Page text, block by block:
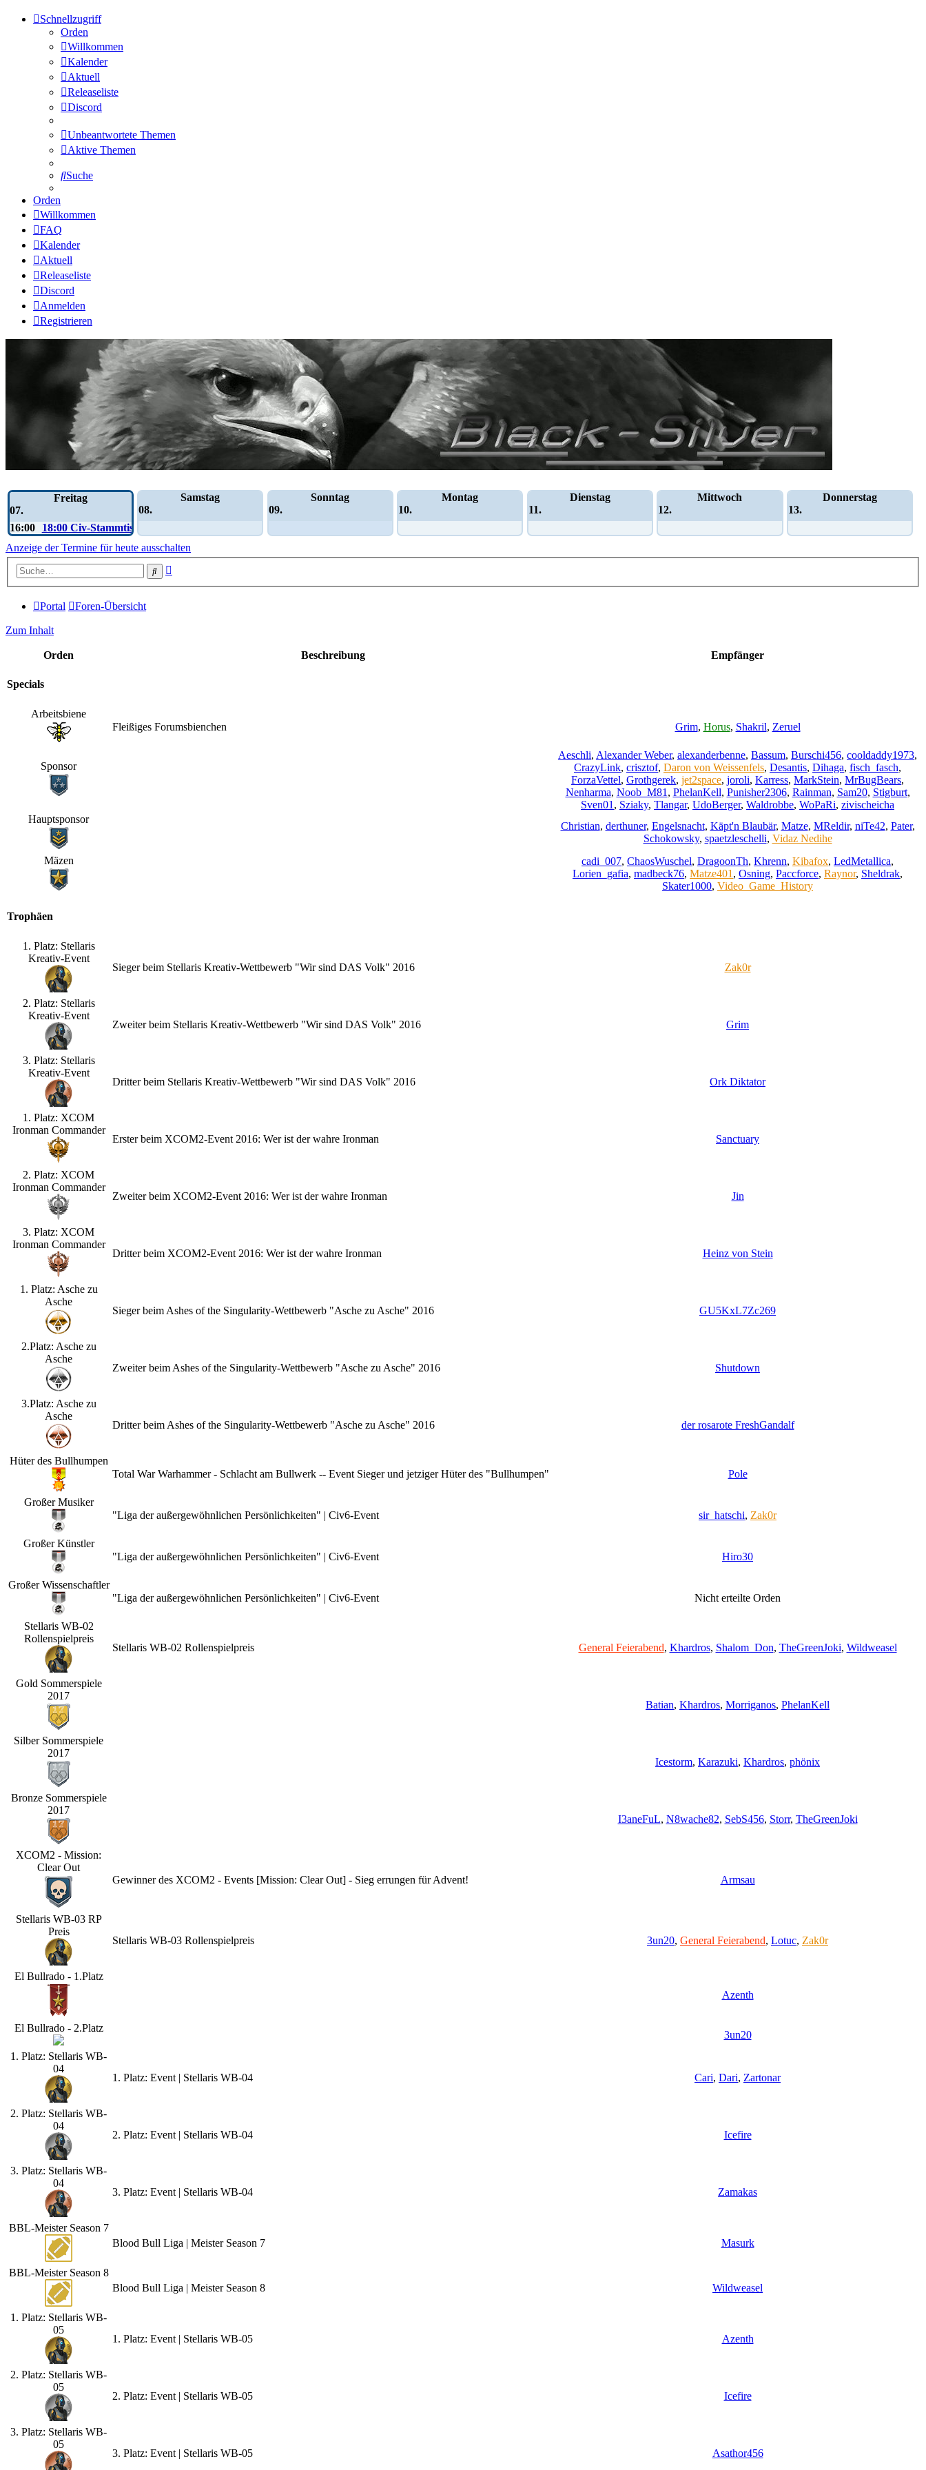
Schnellzugriff
Orden
Willkommen
Kalender
Aktuell
Releaseliste
Discord
Unbeantwortete Themen
Aktive Themen
Suche
Orden
Willkommen
FAQ
Kalender
Aktuell
Releaseliste
Discord
Anmelden
Registrieren
Freitag
07.
16:00
18:00 Civ-Stammtisch
Samstag
08.
Sonntag
09.
Montag
10.
Dienstag
11.
Mittwoch
12.
Donnerstag
13.
Anzeige der Termine für heute ausschalten
Suche
Portal Foren-Übersicht
Zum Inhalt
Orden Beschreibung Empfänger
Specials
Arbeitsbiene
Fleißiges Forumsbienchen
Grim, Horus, Shakril, Zeruel
Sponsor
Aeschli, Alexander Weber, alexanderbenne, Bassum, Burschi456, cooldaddy1973,
CrazyLink, crisztof, Daron von Weissenfels, Desantis, Dihaga, fisch_fasch,
ForzaVettel, Grothgerek, jet2space, joroli, Karress, MarkStein, MrBugBears,
Nenharma, Noob_M81 , PhelanKell, Punisher2306, Rainman, Sam20, Stigburt,
Sven01 , Sziaky, Tlangar, UdoBerger, Waldrobbe, WoPaRi, zivischeicha
Hauptsponsor
Christian, derthuner, Engelsnacht, Käpt'n Blaubär, Matze, MReldir, niTe42, Pater,
Schokowsky, spaetzleschelli, Vidaz Nedihe
Mäzen
cadi_007, ChaosWuschel, DragoonTh, Khrenn, Kibafox, LedMetallica,
Lorien_gafia, madbeck76, Matze401 , Osning, Paccforce, Raynor, Sheldrak,
Skater1000, Video_Game_History
Trophäen
1. Platz: Stellaris
Kreativ-Event
Sieger beim Stellaris Kreativ-Wettbewerb "Wir sind DAS Volk" 2016 Zak0r
2. Platz: Stellaris
Kreativ-Event
Zweiter beim Stellaris Kreativ-Wettbewerb "Wir sind DAS Volk" 2016 Grim
3. Platz: Stellaris
Kreativ-Event
Dritter beim Stellaris Kreativ-Wettbewerb "Wir sind DAS Volk" 2016 Ork Diktator
1. Platz: XCOM
Ironman Commander
Erster beim XCOM2-Event 2016: Wer ist der wahre Ironman Sanctuary
2. Platz: XCOM
Ironman Commander
Zweiter beim XCOM2-Event 2016: Wer ist der wahre Ironman Jin
3. Platz: XCOM
Ironman Commander
Dritter beim XCOM2-Event 2016: Wer ist der wahre Ironman Heinz von Stein
1. Platz: Asche zu
Asche
Sieger beim Ashes of the Singularity-Wettbewerb "Asche zu Asche" 2016 GU5KxL7Zc269
2.Platz: Asche zu
Asche
Zweiter beim Ashes of the Singularity-Wettbewerb "Asche zu Asche" 2016 Shutdown
3.Platz: Asche zu
Asche
Dritter beim Ashes of the Singularity-Wettbewerb "Asche zu Asche" 2016 der rosarote FreshGandalf
Hüter des Bullhumpen
Total War Warhammer - Schlacht am Bullwerk -- Event Sieger und jetziger Hüter des "Bullhumpen"
Pole
Großer Musiker
"Liga der außergewöhnlichen Persönlichkeiten" | Civ6-Event
sir_hatschi, Zak0r
Großer Künstler
"Liga der außergewöhnlichen Persönlichkeiten" | Civ6-Event
Hiro30
Großer Wissenschaftler
"Liga der außergewöhnlichen Persönlichkeiten" | Civ6-Event
Nicht erteilte Orden
Stellaris WB-02
Rollenspielpreis
Stellaris WB-02 Rollenspielpreis General Feierabend, Khardros, Shalom_Don, TheGreenJoki, Wildweasel
Gold Sommerspiele
2017
Batian, Khardros, Morriganos, PhelanKell
Silber Sommerspiele
2017
Icestorm, Karazuki, Khardros, phönix
Bronze Sommerspiele
2017
I3aneFuL, N8wache82, SebS456, Storr, TheGreenJoki
XCOM2 - Mission:
Clear Out
Gewinner des XCOM2 - Events [Mission: Clear Out] - Sieg errungen für Advent!
Armsau
Stellaris WB-03 RP
Preis
Stellaris WB-03 Rollenspielpreis 3un20, General Feierabend, Lotuc, Zak0r
El Bullrado - 1.Platz
Azenth
El Bullrado - 2.Platz
3un20
1. Platz: Stellaris WB-
04
1. Platz: Event | Stellaris WB-04 Cari, Dari, Zartonar
2. Platz: Stellaris WB-
04
2. Platz: Event | Stellaris WB-04 Icefire
3. Platz: Stellaris WB-
04
3. Platz: Event | Stellaris WB-04 Zamakas
BBL-Meister Season 7
Blood Bull Liga | Meister Season 7
Masurk
BBL-Meister Season 8
Blood Bull Liga | Meister Season 8
Wildweasel
1. Platz: Stellaris WB-
05
1. Platz: Event | Stellaris WB-05 Azenth
2. Platz: Stellaris WB-
05
2. Platz: Event | Stellaris WB-05 Icefire
3. Platz: Stellaris WB-
05
3. Platz: Event | Stellaris WB-05 Asathor456